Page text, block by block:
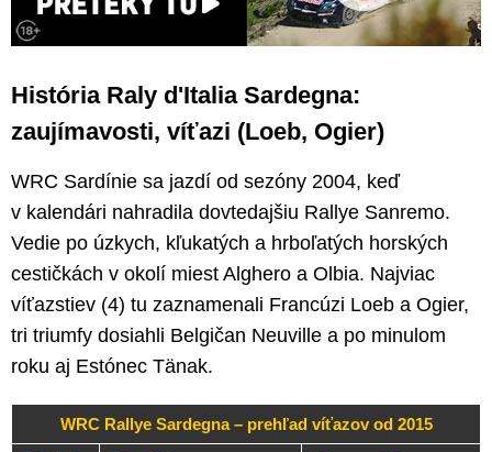
História Raly d'Italia Sardegna:
zaujímavosti, víťazi (Loeb, Ogier)
WRC Sardínie sa jazdí od sezóny 2004, keď
v kalendári nahradila dovtedajšiu Rallye Sanremo.
Vedie po úzkych, kľukatých a hrboľatých horských
cestičkách v okolí miest Alghero a Olbia. Najviac
víťazstiev (4) tu zaznamenali Francúzi Loeb a Ogier,
tri triumfy dosiahli Belgičan Neuville a po minulom
roku aj Estónec Tänak.
WRC Rallye Sardegna – prehľad víťazov od 2015